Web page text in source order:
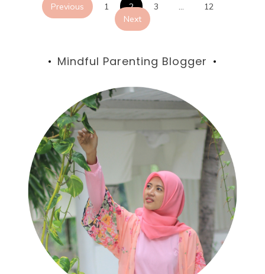
Previous 1 2 3 …
12
Next
Mindful Parenting Blogger